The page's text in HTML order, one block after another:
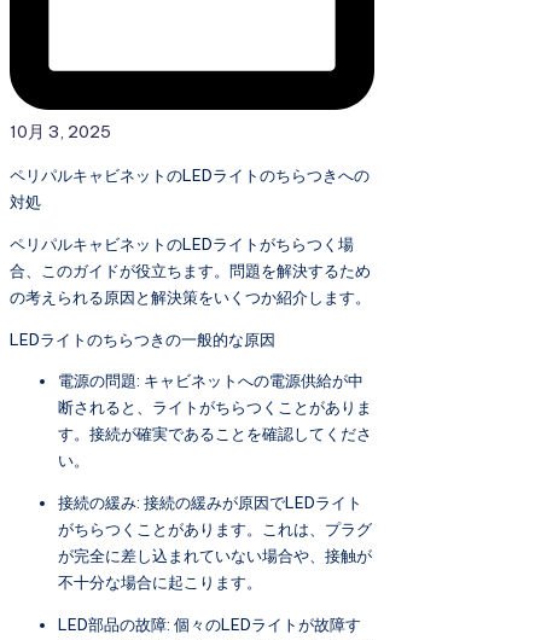
10月 3, 2025
ペリパルキャビネットのLEDライトのちらつきへの
対処
ペリパルキャビネットのLEDライトがちらつく場
合、このガイドが役立ちます。問題を解決するため
の考えられる原因と解決策をいくつか紹介します。
LEDライトのちらつきの一般的な原因
電源の問題: キャビネットへの電源供給が中
断されると、ライトがちらつくことがありま
す。接続が確実であることを確認してくださ
い。
接続の緩み: 接続の緩みが原因でLEDライト
がちらつくことがあります。これは、プラグ
が完全に差し込まれていない場合や、接触が
不十分な場合に起こります。
LED部品の故障: 個々のLEDライトが故障す